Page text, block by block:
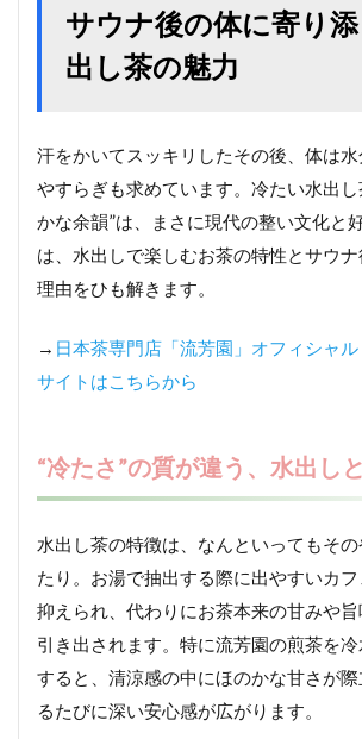
サウナ後の体に寄り
出し茶の魅力
汗をかいてスッキリしたその後、体は水
やすらぎも求めています。冷たい水出
かな余韻”は、まさに現代の整い文化と
は、水出しで楽しむお茶の特性とサウ
理由をひも解きます。
→ 日本茶専門店「流芳園」オフィシャ
サイトはこちらから
“冷たさ”の質が違う、水出し
水出し茶の特徴は、なんといってもそ
たり。お湯で抽出する際に出やすいカ
抑えられ、代わりにお茶本来の甘みや
引き出されます。特に流芳園の煎茶を
すると、清涼感の中にほのかな甘さが
るたびに深い安心感が広がります。